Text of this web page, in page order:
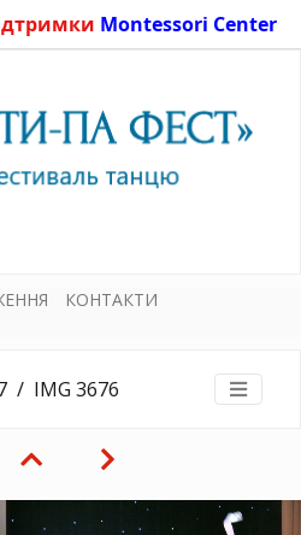
Montessori Center
КОНТАКТИ
IMG 3676